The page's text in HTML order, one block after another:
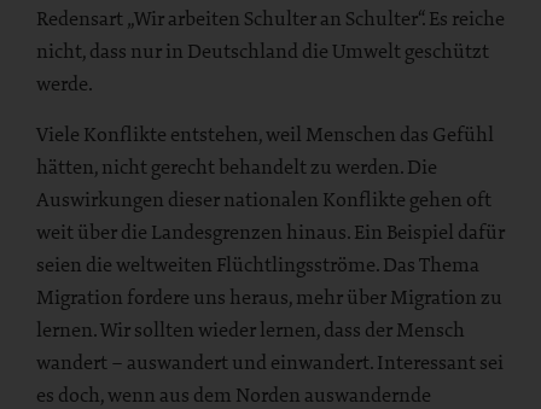
Redensart „Wir arbeiten Schulter an Schulter“. Es reiche
nicht, dass nur in Deutschland die Umwelt geschützt
werde.
Viele Konflikte entstehen, weil Menschen das Gefühl
hätten, nicht gerecht behandelt zu werden. Die
Auswirkungen dieser nationalen Konflikte gehen oft
weit über die Landesgrenzen hinaus. Ein Beispiel dafür
seien die weltweiten Flüchtlingsströme. Das Thema
Migration fordere uns heraus, mehr über Migration zu
lernen. Wir sollten wieder lernen, dass der Mensch
wandert – auswandert und einwandert. Interessant sei
es doch, wenn aus dem Norden auswandernde